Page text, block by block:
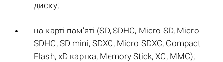
диску;
на карті пам'яті (SD, SDHC, Micro SD, Micro
SDHC, SD mini, SDXC, Micro SDXC, Compact
Flash, xD картка, Memory Stick, XC, MMC);